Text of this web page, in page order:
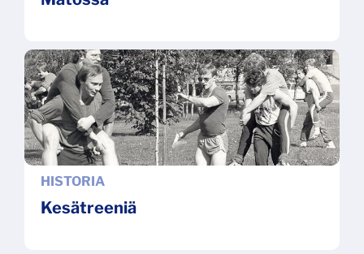
Kesätreeniä
HISTORIA